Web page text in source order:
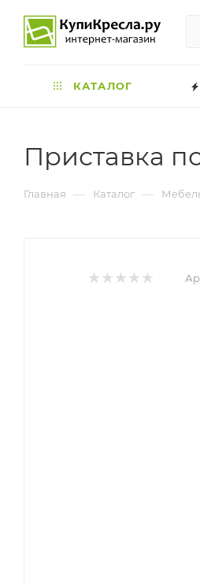
КАТАЛОГ
Приставка
Главная — Каталог —